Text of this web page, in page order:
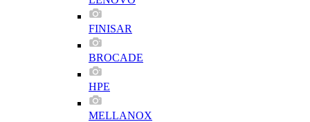
FINISAR
BROCADE
HPE
MELLANOX